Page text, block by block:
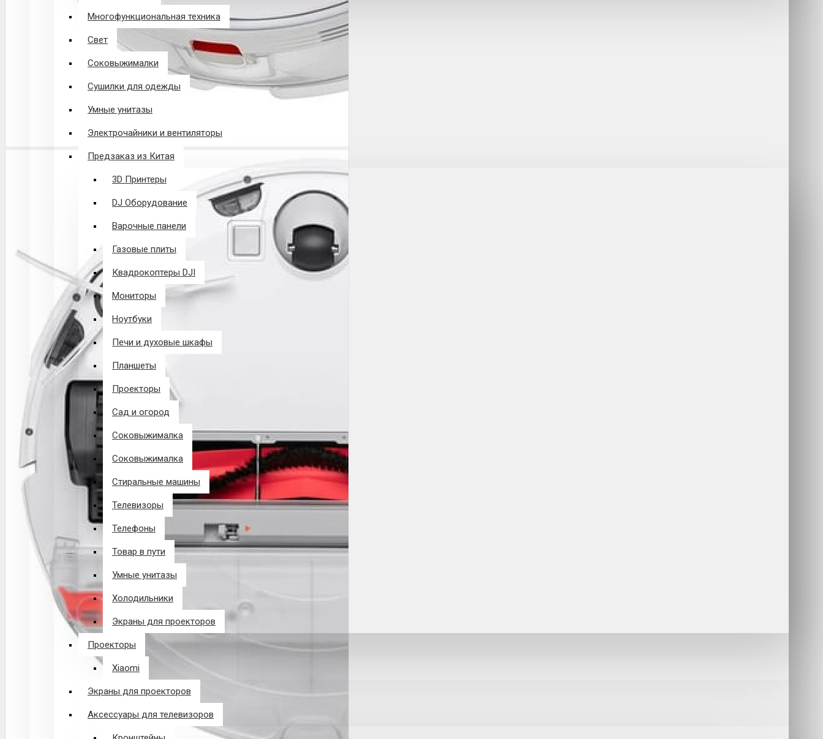
Многофункциональная техника
Свет
Соковыжималки
Сушилки для одежды
Умные унитазы
Электрочайники и вентиляторы
Предзаказ из Китая
3D Принтеры
DJ Оборудование
Варочные панели
Газовые плиты
Квадрокоптеры DJI
Мониторы
Ноутбуки
Печи и духовые шкафы
Планшеты
Проекторы
Сад и огород
Соковыжималка
Соковыжималка
Стиральные машины
Телевизоры
Телефоны
Товар в пути
Умные унитазы
Холодильники
Экраны для проекторов
Проекторы
Xiaomi
Экраны для проекторов
Аксессуары для телевизоров